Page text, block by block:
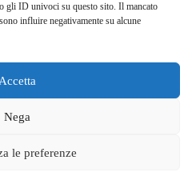
gli ID univoci su questo sito. Il mancato
influire negativamente su alcune
Accetta
Nega
le preferenze